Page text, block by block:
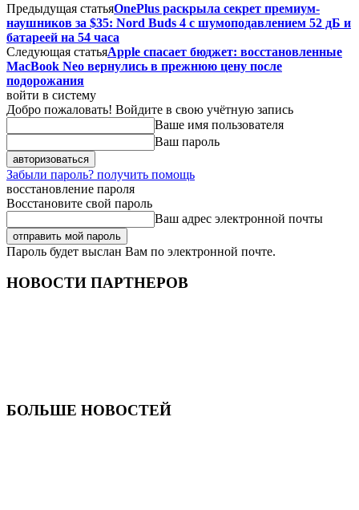
Предыдущая статьяOnePlus раскрыла секрет премиум-
наушников за $35: Nord Buds 4 с шумоподавлением 52 дБ и
батареей на 54 часа
Следующая статьяApple спасает бюджет: восстановленные
MacBook Neo вернулись в прежнюю цену после
подорожания
войти в систему
Добро пожаловать! Войдите в свою учётную запись
Ваше имя пользователя
Ваш пароль
Забыли пароль? получить помощь
восстановление пароля
Восстановите свой пароль
Ваш адрес электронной почты
Пароль будет выслан Вам по электронной почте.
НОВОСТИ ПАРТНЕРОВ
БОЛЬШЕ НОВОСТЕЙ